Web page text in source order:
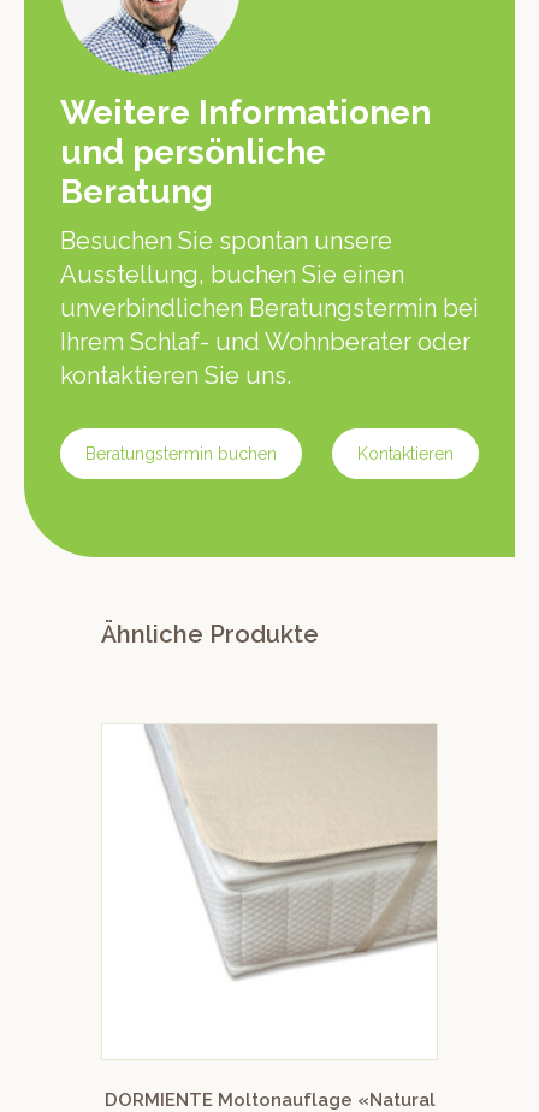
Weitere Informationen
und persönliche
Beratung
Besuchen Sie spontan unsere
Ausstellung, buchen Sie einen
unverbindlichen Beratungstermin bei
Ihrem Schlaf- und Wohnberater oder
kontaktieren Sie uns.
Beratungstermin buchen Kontaktieren
Ähnliche Produkte
DORMIENTE Moltonauflage «Natural